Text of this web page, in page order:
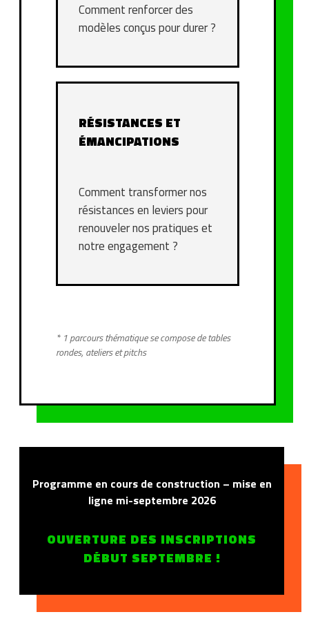
Comment renforcer des
modèles conçus pour durer ?
RÉSISTANCES ET
ÉMANCIPATIONS
Comment transformer nos
résistances en leviers pour
renouveler nos pratiques et
notre engagement ?
* 1 parcours thématique se compose de tables
rondes, ateliers et pitchs
Programme en cours de construction – mise en
ligne mi-septembre 2026
OUVERTURE DES INSCRIPTIONS
DÉBUT SEPTEMBRE !